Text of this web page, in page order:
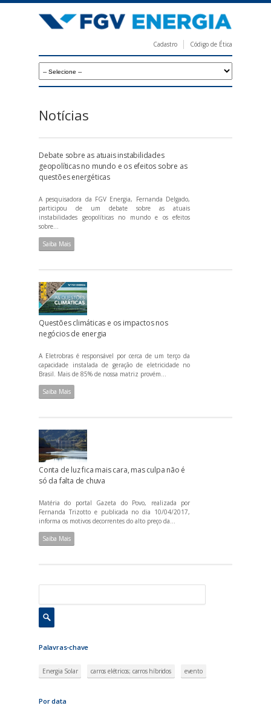
para
principal
V
r
g
i
a
Cadastro Código de Ética
Notícias
Debate sobre as atuais instabilidades
geopolíticas no mundo e os efeitos sobre as
questões energéticas
A pesquisadora da FGV Energia, Fernanda Delgado,
participou de um debate sobre as atuais
instabilidades geopolíticas no mundo e os efeitos
sobre...
Saiba Mais
Questões climáticas e os impactos nos
negócios de energia
A Eletrobras é responsável por cerca de um terço da
capacidade instalada de geração de eletricidade no
Brasil. Mais de 85% de nossa matriz provém...
Saiba Mais
Conta de luz fica mais cara, mas culpa não é
só da falta de chuva
Matéria do portal Gazeta do Povo, realizada por
Fernanda Trizotto e publicada no dia 10/04/2017,
informa os motivos decorrentes do alto preço da...
Saiba Mais
Palavras-chave
Energia Solar carros elétricos; carros híbridos evento
Por data